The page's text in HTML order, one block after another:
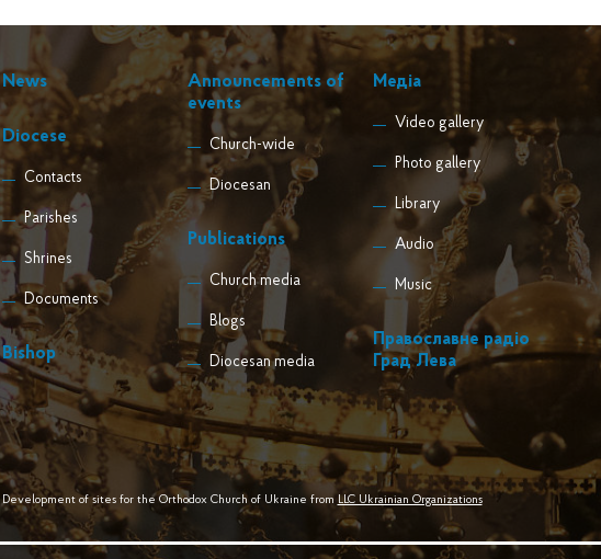
News
Diocese
Contacts
Parishes
Shrines
Documents
Bishop
Announcements of
events
Church-wide
Diocesan
Publications
Church media
Blogs
Diocesan media
Медіа
Video gallery
Photo gallery
Library
Audio
Music
Православне радіо
Град Лева
Development of sites for the Orthodox Church of Ukraine from LLC Ukrainian Organizations